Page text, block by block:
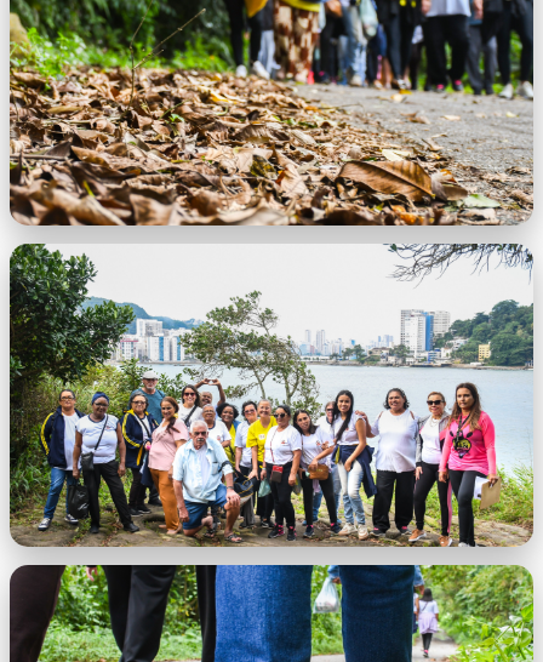
Alunos da EJA visitam Aldeia indígena em
São Vicente ll.jpeg
Alunos da EJA visitam Aldeia indígena em
São Vicente l.jpeg